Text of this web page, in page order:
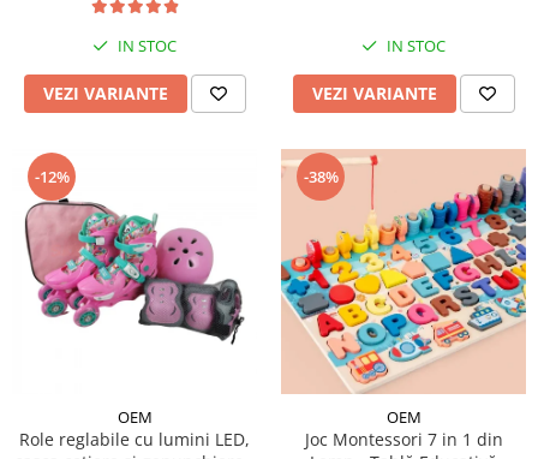
IN STOC
VEZI VARIANTE
IN STOC
VEZI VARIANTE
-12%
OEM
Role reglabile cu lumini LED,
-38%
OEM
Joc Montessori 7 in 1 din